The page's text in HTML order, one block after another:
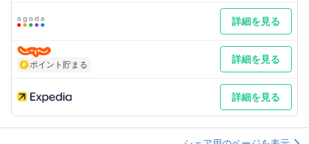
詳細を見る
ポイント貯まる 詳細を見る
詳細を見る